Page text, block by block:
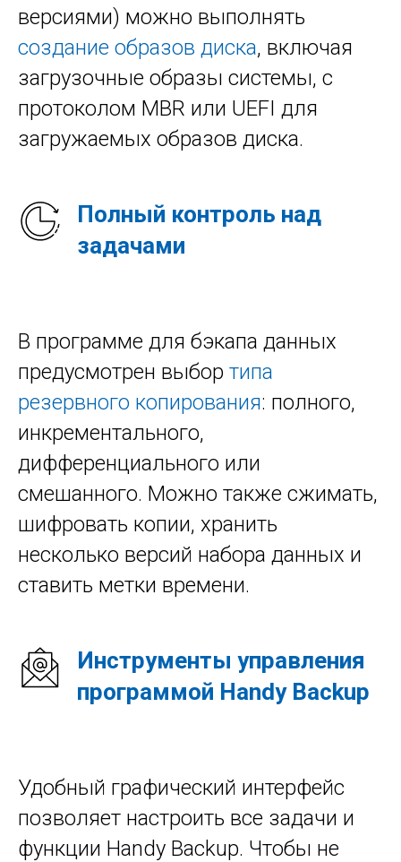
версиями) можно выполнять
создание образов диска, включая
загрузочные образы системы, с
протоколом MBR или UEFI для
загружаемых образов диска.
Полный контроль над
задачами
В программе для бэкапа данных
предусмотрен выбор типа
резервного копирования: полного,
инкрементального,
дифференциального или
смешанного. Можно также сжимать,
шифровать копии, хранить
несколько версий набора данных и
ставить метки времени.
Инструменты управления
программой Handy Backup
Удобный графический интерфейс
позволяет настроить все задачи и
функции Handy Backup. Чтобы не